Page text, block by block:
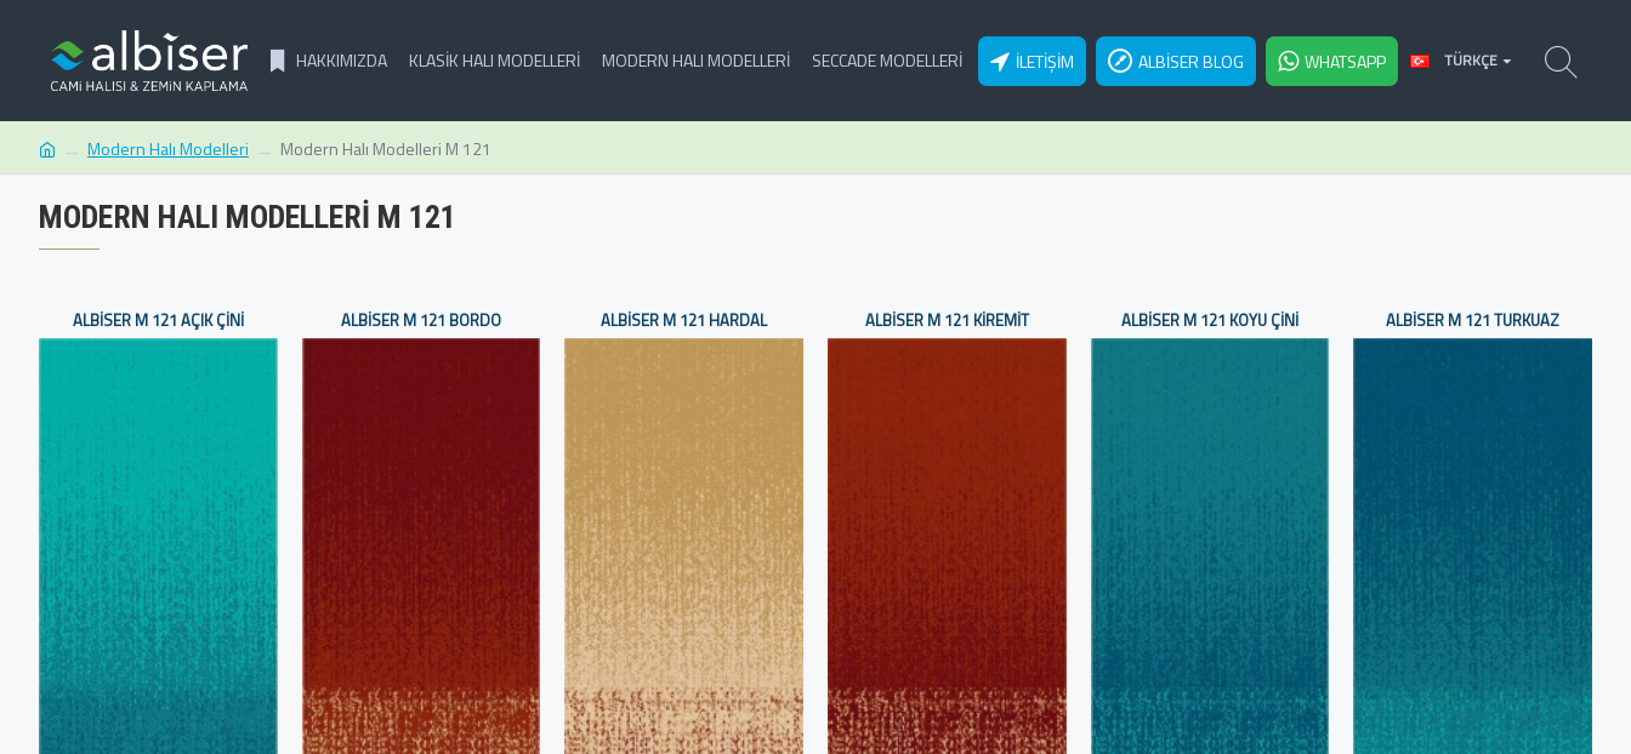
HAKKIMIZDA KLASIK HALI MODELLERI MODERN HALI MODELLERI SECCADE MODELLERI İLETIŞIM ALBISER BLOG WHATSAPP TÜRKÇE
Modern Halı Modelleri Modern Halı Modelleri M 121
MODERN HALI MODELLERI M 121
ALBISER M 121 AÇIK ÇINI ALBISER M 121 BORDO ALBISER M 121 HARDAL ALBISER M 121 KIREMIT ALBISER M 121 KOYU ÇINI ALBISER M 121 TURKUAZ